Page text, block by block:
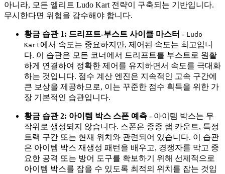
아니라, 모든 엘리트 Ludo Kart 전략이 구축되는 기반입니다.
무시한다면 위험을 감수해야 합니다.
황금 습관 1: 드리프트-부스트 사이클 마스터 - Ludo
Kart에서 속도는 중요하지만, 제어된 속도는 최고입니
다. 이 습관은 모든 코너에서 드리프트를 부스트로 원활
하게 연결하여 정확한 제어를 유지하면서 속도를 극대화
하는 것입니다. 점수 계산 엔진은 지속적인 고속 구간에
큰 보상을 제공하므로, 이는 꾸준한 점수 획득을 위한 가
장 기본적인 습관입니다.
황금 습관 2: 아이템 박스 스폰 예측 - 아이템 박스는 무
작위로 생성되지 않습니다. 스폰은 종종 랩 카운트, 특정
트랙 구간 또는 현재 위치와 관련되어 있습니다. 이 습관
은 아이템 박스 재생성 패턴을 배우고, 경쟁자를 막고 중
요한 공격 또는 방어 도구를 확보하기 위해 선제적으로
아이템 박스를 잡을 수 있도록 최적의 위치를 잡는 것입